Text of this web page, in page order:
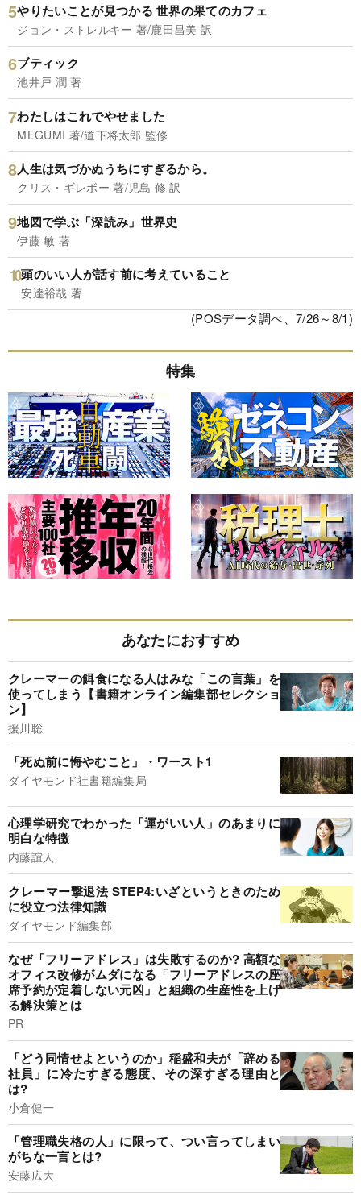
やりたいことが見つかる 世界の果てのカフェ
ジョン・ストレルキー 著/鹿田昌美 訳
ブティック
池井戸 潤 著
わたしはこれでやせました
MEGUMI 著/道下将太郎 監修
人生は気づかぬうちにすぎるから。
クリス・ギレボー 著/児島 修 訳
地図で学ぶ「深読み」世界史
伊藤 敏 著
頭のいい人が話す前に考えていること
安達裕哉 著
(POSデータ調べ、7/26～8/1)
特集
あなたにおすすめ
クレーマーの餌食になる人はみな「この言葉」を
使ってしまう【書籍オンライン編集部セレクショ
ン】
援川聡
「死ぬ前に悔やむこと」・ワースト1
ダイヤモンド社書籍編集局
心理学研究でわかった「運がいい人」のあまりに
明白な特徴
内藤誼人
クレーマー撃退法 STEP4:いざというときのため
に役立つ法律知識
ダイヤモンド編集部
なぜ「フリーアドレス」は失敗するのか? 高額な
オフィス改修がムダになる「フリーアドレスの座
席予約が定着しない元凶」と組織の生産性を上げ
る解決策とは
PR
「どう同情せよというのか」稲盛和夫が「辞める
社員」に冷たすぎる態度、その深すぎる理由と
は?
小倉健一
「管理職失格の人」に限って、つい言ってしまい
がちな一言とは?
安藤広大